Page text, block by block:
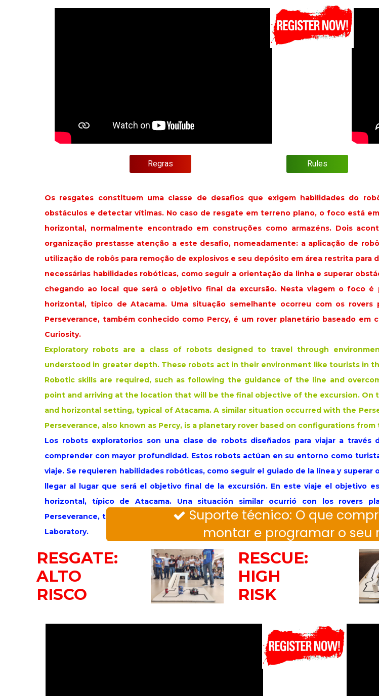
Os resgates constituem uma classe de desafios que exigem habilidades do
obstáculos e detectar vítimas. No caso de resgate em terreno plano, o foco está
horizontal, normalmente encontrado em construções como armazéns. Dois
organização prestasse atenção a este desafio, nomeadamente: a aplicação de
utilização de robôs para remoção de explosivos e seu depósito em área restrita para
necessárias habilidades robóticas, como seguir a orientação da linha e superar
chegando ao local que será o objetivo final da excursão. Nesta viagem o foco
horizontal, típico de Atacama. Uma situação semelhante ocorreu com os rovers
Perseverance, também conhecido como Percy, é um rover planetário baseado em
Curiosity.
Exploratory robots are a class of robots designed to travel through
understood in greater depth. These robots act in their environment like tourists in
Robotic skills are required, such as following the guidance of the line and
point and arriving at the location that will be the final objective of the excursion.
and horizontal setting, typical of Atacama. A similar situation occurred with the
Perseverance, also known as Percy, is a planetary rover based on configurations
Los robots exploratorios son una clase de robots diseñados para viajar a través
comprender con mayor profundidad. Estos robots actúan en su entorno como
viaje. Se requieren habilidades robóticas, como seguir el guiado de la línea y
llegar al lugar que será el objetivo final de la excursión. En este viaje el objetivo
horizontal, típico de Atacama. Una situación similar ocurrió con los rovers
Perseverance, también conocido como Percy, es un rover planetario basado en
Laboratory.
RESGATE:
ALTO
RISCO
RESCUE:
HIGH
RISK
 Suporte técnico: O que
montar e programar o seu
Regras Rules